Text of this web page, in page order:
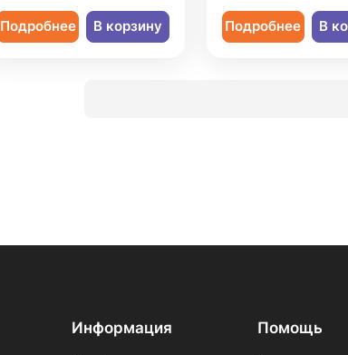
Подробнее В корзину Подробнее В
Информация Помощь